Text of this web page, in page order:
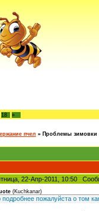
18 »
пчел » Проблемы зимовки
22-Апр-2011, 10:50
(Kuchkanar)
подробнее пожалуйста о том